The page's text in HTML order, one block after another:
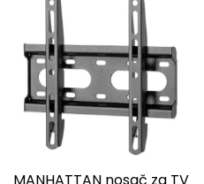
MANHATTAN nosač za TV